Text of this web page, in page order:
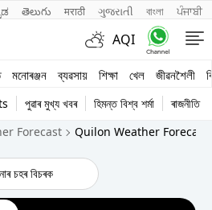
తెలుగు मराठी ગુજરાતી বাংলা ਪੰਜਾਬੀ
AQI
মনোৰঞ্জন ব্যৱসায় শিক্ষা খেল জীৱনশৈলী
পুৱাৰ মুখ্য খবৰ হিমন্ত বিশ্ব শৰ্মা
ৰাজনীতি
Forecast Quilon Weather Forecast